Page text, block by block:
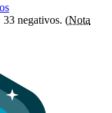
negativos. (Nota